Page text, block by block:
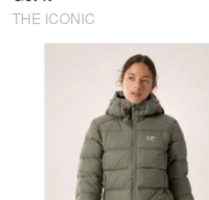
THE ICONIC